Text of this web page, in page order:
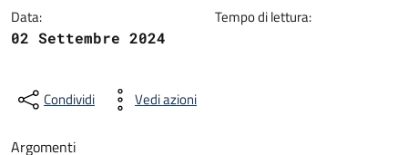
Data:
02 Settembre 2024
Tempo di lettura:
Condividi Vedi azioni
Argomenti